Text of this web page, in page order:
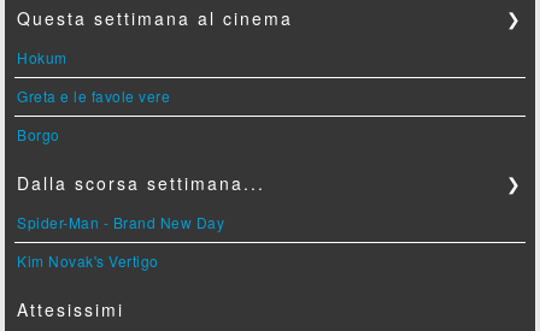
Questa settimana al cinema ❯
Hokum
Greta e le favole vere
Borgo
Dalla scorsa settimana... ❯
Spider-Man - Brand New Day
Kim Novak's Vertigo
Attesissimi